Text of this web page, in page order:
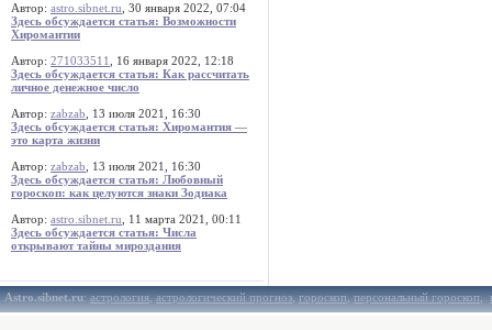
Автор: astro.sibnet.ru , 30 января 2022, 07:04
Здесь обсуждается статья: Возможности
Хиромантии
Автор: 271033511
, 16 января 2022, 12:18
Здесь обсуждается статья: Как рассчитать
личное денежное число
Автор: zabzab , 13 июля 2021, 16:30
Здесь обсуждается статья: Хиромантия —
это карта жизни
Автор: zabzab , 13 июля 2021, 16:30
Здесь обсуждается статья: Любовный
гороскоп: как целуются знаки Зодиака
Автор: astro.sibnet.ru , 11 марта 2021, 00:11
Здесь обсуждается статья: Числа
открывают тайны мироздания
Astro.sibnet.ru:астрология,астрологический прогноз,гороскоп,персональный гороскоп,